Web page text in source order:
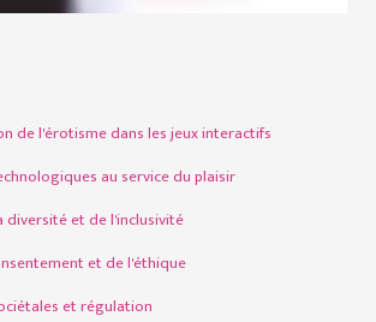
de l'érotisme dans les jeux interactifs
au service du plaisir
diversité et de l'inclusivité
et de l'éthique
et régulation